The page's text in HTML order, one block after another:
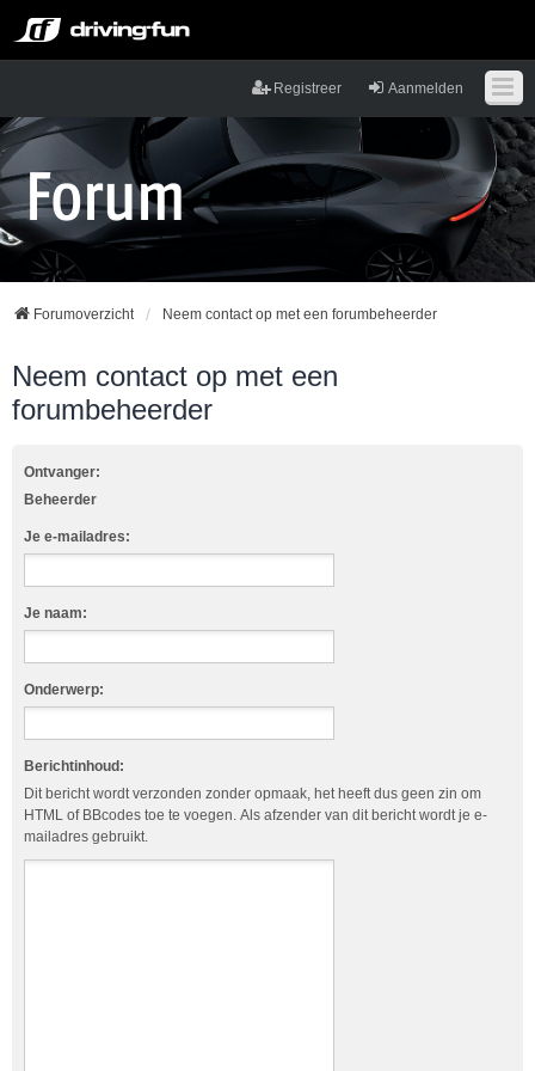
Aanmelden
Registreer
Forumoverzicht Neem contact op met een forumbeheerder
Neem contact op met een
forumbeheerder
Ontvanger:
Beheerder
Je e-mailadres:
Je naam:
Onderwerp:
Berichtinhoud:
Dit bericht wordt verzonden zonder opmaak, het heeft dus geen zin om
HTML of BBcodes toe te voegen. Als afzender van dit bericht wordt je e-
mailadres gebruikt.